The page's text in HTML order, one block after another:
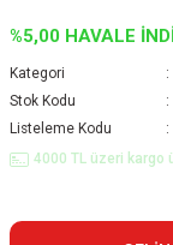
%5,00 HAVALE
Kategori
Stok Kodu
Listeleme Kodu
4000 TL üzeri kargo